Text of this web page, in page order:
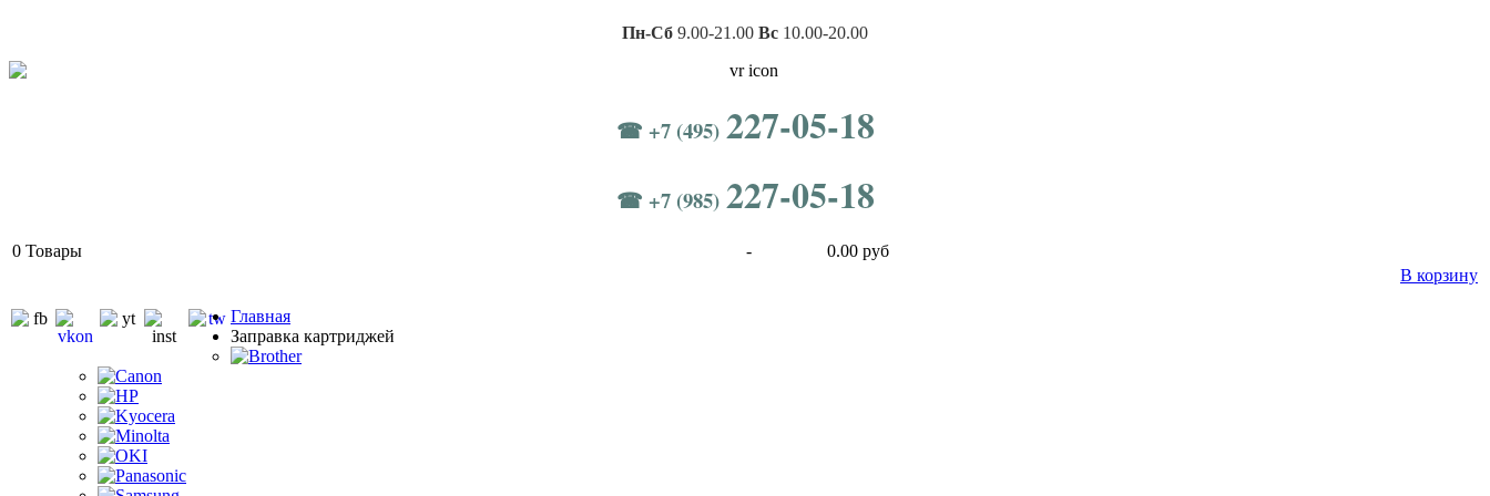
Пн-Сб 9.00-21.00 Вс 10.00-20.00
☎ +7 (495) 227-05-18
☎ +7 (985) 227-05-18
0 Товары -
0.00 руб
В корзину
Главная
Заправка картриджей